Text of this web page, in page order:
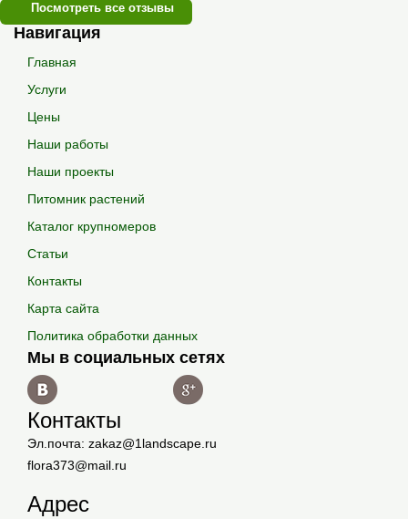
Посмотреть все отзывы
Навигация
Главная
Услуги
Цены
Наши работы
Наши проекты
Питомник растений
Каталог крупномеров
Статьи
Контакты
Карта сайта
Политика обработки данных
Мы в социальных сетях
Контакты
Эл.почта: zakaz@1landscape.ru
flora373@mail.ru
Адрес